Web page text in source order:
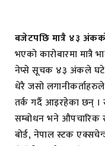
बजेटपछि मात्रै ४३
भएको कारोबारमा
नेप्से सूचक ४३ अंकले
धेरै जसो
तर्क गर्दै आइरहेका छन् ।
सम्बोधन भने औपचारिक
बोर्ड, नेपाल स्टक